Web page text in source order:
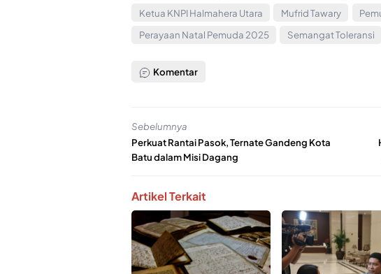
Ketua KNPI Halmahera Utara
Mufrid Tawary
Perayaan Natal Pemuda 2025
Semangat Toleransi
Komentar
Sebelumnya
Perkuat Rantai Pasok, Ternate Gandeng Kota
Batu dalam Misi Dagang
Artikel Terkait